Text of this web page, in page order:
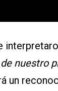
nuestro
un